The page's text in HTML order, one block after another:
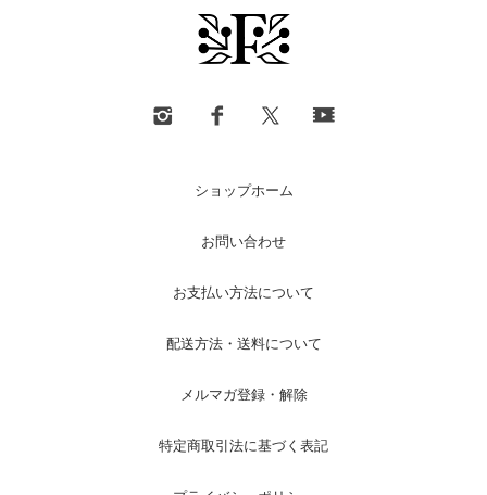
ショップホーム
お問い合わせ
お支払い方法について
配送方法・送料について
メルマガ登録・解除
特定商取引法に基づく表記